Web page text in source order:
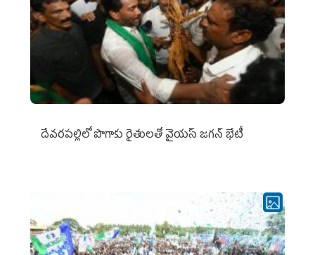
దేవరపల్లిలో పొగాకు రైతులతో వైయస్ జగన్ భేటీ